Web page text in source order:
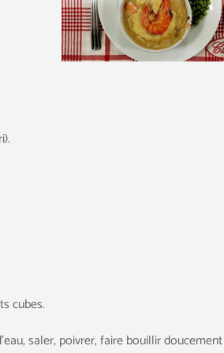
cubes.
saler, poivrer, faire bouillir doucement